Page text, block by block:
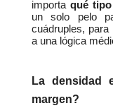
importa qué
un solo pelo
cuádruples, para
a una lógica
La densidad
margen?